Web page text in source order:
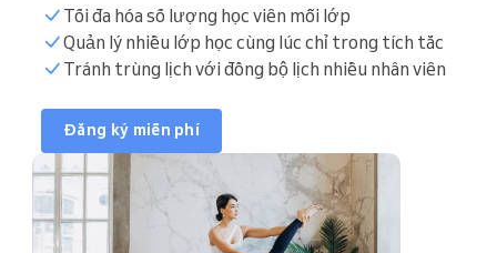
Đồng bộ lịch
Danh sách khách hàng
Tối đa hóa số lượng học viên mỗi lớp
Quản lý nhiều lớp học cùng lúc chỉ trong tích tắc
Tránh trùng lịch với đồng bộ lịch nhiều nhân viên
Đăng ký miễn phí